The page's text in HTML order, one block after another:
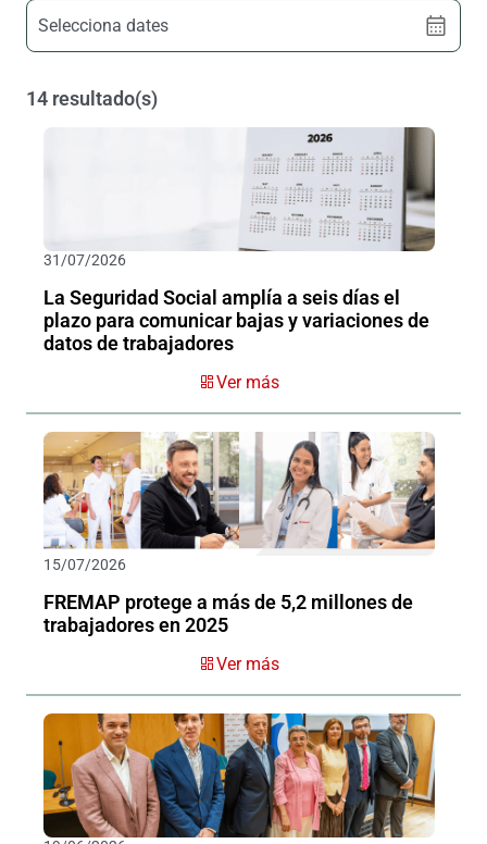
Selecciona dates
14 resultado(s)
31/07/2026
La Seguridad Social amplía a seis días el
plazo para comunicar bajas y variaciones de
datos de trabajadores
Ver más
15/07/2026
FREMAP protege a más de 5,2 millones de
trabajadores en 2025
Ver más